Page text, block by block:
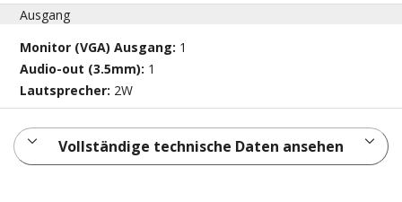
Ausgang
Monitor (VGA) Ausgang: 1
Audio-out (3.5mm): 1
Lautsprecher: 2W
Vollständige technische Daten ansehen